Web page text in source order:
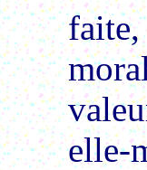
elle-